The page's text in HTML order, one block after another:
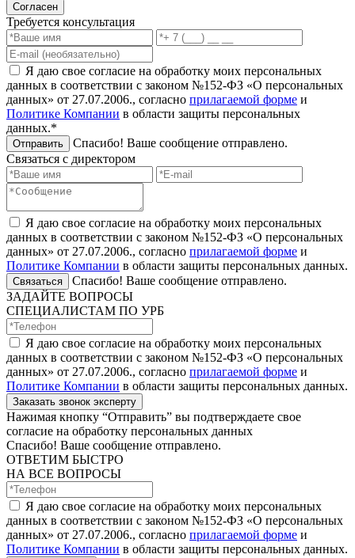
Согласен
Требуется консультация
Я даю свое согласие на обработку моих персональных
данных в соответствии с законом №152-ФЗ «О персональных
данных» от 27.07.2006., согласно прилагаемой форме и
Политике Компании в области защиты персональных
данных.*
Отправить
Спасибо! Ваше сообщение отправлено.
Связаться с директором
Я даю свое согласие на обработку моих персональных
данных в соответствии с законом №152-ФЗ «О персональных
данных» от 27.07.2006., согласно прилагаемой форме и
Политике Компании в области защиты персональных данных.
Связаться
Спасибо! Ваше сообщение отправлено.
ЗАДАЙТЕ ВОПРОСЫ
СПЕЦИАЛИСТАМ ПО УРБ
Я даю свое согласие на обработку моих персональных
данных в соответствии с законом №152-ФЗ «О персональных
данных» от 27.07.2006., согласно прилагаемой форме и
Политике Компании в области защиты персональных данных.
Заказать звонок эксперту
Нажимая кнопку “Отправить” вы подтверждаете свое
согласие на обработку персональных данных
Спасибо! Ваше сообщение отправлено.
ОТВЕТИМ БЫСТРО
НА ВСЕ ВОПРОСЫ
Я даю свое согласие на обработку моих персональных
данных в соответствии с законом №152-ФЗ «О персональных
данных» от 27.07.2006., согласно прилагаемой форме и
Политике Компании в области защиты персональных данных.